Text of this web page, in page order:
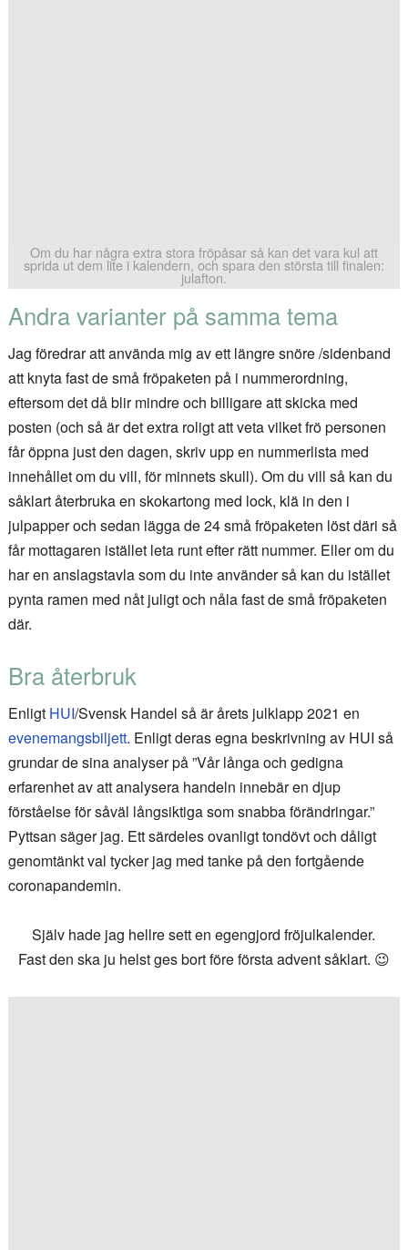
Om du har några extra stora fröpåsar så kan det vara kul att
sprida ut dem lite i kalendern, och spara den största till finalen:
julafton.
Andra varianter på samma tema
Jag föredrar att använda mig av ett längre snöre /sidenband
att knyta fast de små fröpaketen på i nummerordning,
eftersom det då blir mindre och billigare att skicka med
posten (och så är det extra roligt att veta vilket frö personen
får öppna just den dagen, skriv upp en nummerlista med
innehållet om du vill, för minnets skull). Om du vill så kan du
såklart återbruka en skokartong med lock, klä in den i
julpapper och sedan lägga de 24 små fröpaketen löst däri så
får mottagaren istället leta runt efter rätt nummer. Eller om du
har en anslagstavla som du inte använder så kan du istället
pynta ramen med nåt juligt och nåla fast de små fröpaketen
där.
Bra återbruk
Enligt HUI/Svensk Handel så är årets julklapp 2021 en
evenemangsbiljett. Enligt deras egna beskrivning av HUI så
grundar de sina analyser på ”Vår långa och gedigna
erfarenhet av att analysera handeln innebär en djup
förståelse för såväl långsiktiga som snabba förändringar.”
Pyttsan säger jag. Ett särdeles ovanligt tondövt och dåligt
genomtänkt val tycker jag med tanke på den fortgående
coronapandemin.
Själv hade jag hellre sett en egengjord fröjulkalender.
Fast den ska ju helst ges bort före första advent såklart. 😉